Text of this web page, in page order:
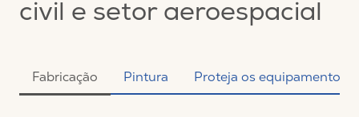
civil e setor aeroespacial
Fabricação Pintura Proteja os equipamentos